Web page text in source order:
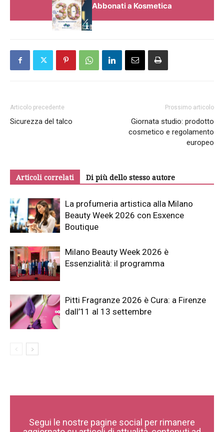
Abbonati a Kosmetica
Articolo precedente
Sicurezza del talco
Prossimo articolo
Giornata studio: prodotto
cosmetico e regolamento
europeo
Articoli correlati Di più dello stesso autore
La profumeria artistica alla Milano
Beauty Week 2026 con Esxence
Boutique
Milano Beauty Week 2026 è
Essenzialità: il programma
Pitti Fragranze 2026 è Cura: a Firenze
dall’11 al 13 settembre
Segui le nostre pagine social per rimanere